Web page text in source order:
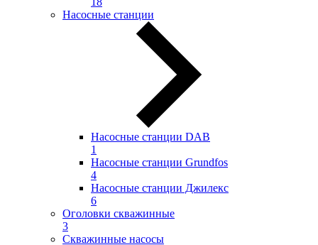
Насосные станции
Насосные станции DAB
1
Насосные станции Grundfos
4
Насосные станции Джилекс
6
Оголовки скважинные
3
Скважинные насосы